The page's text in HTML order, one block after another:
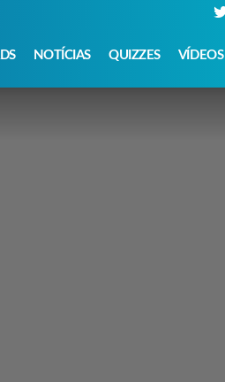
NOTÍCIAS QUIZZES VÍDEOS